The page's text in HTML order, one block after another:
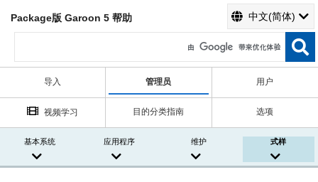
Package版 Garoon 5 帮助 中文(简体)
导入 管理员 用户
视频学习 目的分类指南 选项
基本系统 应用程序 维护 式样